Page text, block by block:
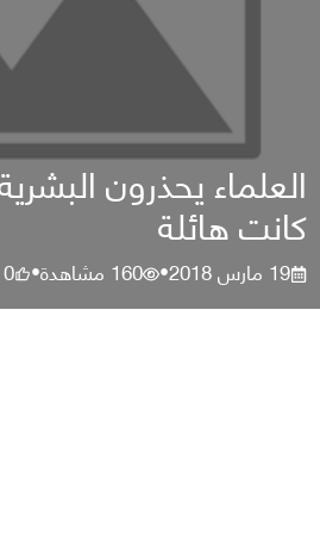
العلماء يحذرون
كانت هائلة
19 مارس 2018 •
160 مشاهدة•
0